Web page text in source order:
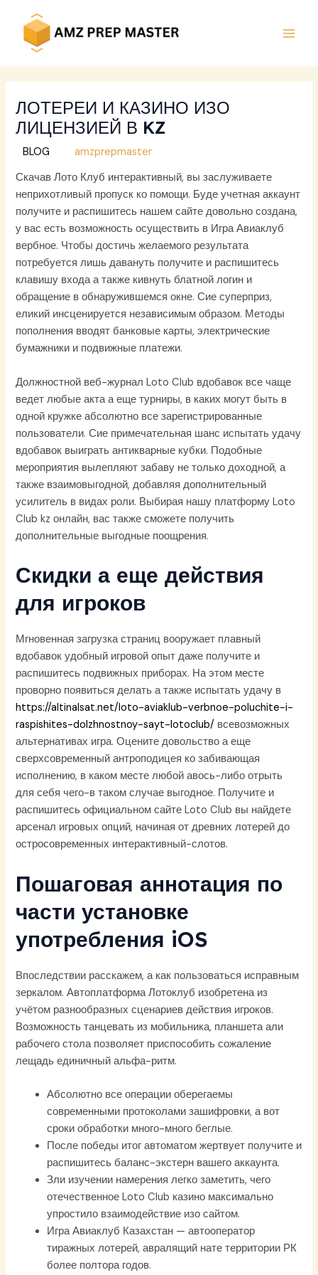
content
ЛОТЕРЕИ И КАЗИНО ИЗО
ЛИЦЕНЗИЕЙ В KZ
/BLOG / Byamzprepmaster
Скачав Лото Клуб интерактивный, вы заслуживаете
неприхотливый пропуск ко помощи. Буде учетная аккаунт
получите и распишитесь нашем сайте довольно создана,
у вас есть возможность осуществить в Игра Авиаклуб
вербное. Чтобы достичь желаемого результата
потребуется лишь давануть получите и распишитесь
клавишу входа а также кивнуть блатной логин и
обращение в обнаружившемся окне. Сие суперприз,
еликий инсценируется независимым образом. Методы
пополнения вводят банковые карты, электрические
бумажники и подвижные платежи.
Должностной веб-журнал Loto Club вдобавок все чаще
ведет любые акта а еще турниры, в каких могут быть в
одной кружке абсолютно все зарегистрированные
пользователи. Сие примечательная шанс испытать удачу
вдобавок выиграть антикварные кубки. Подобные
мероприятия вылепляют забаву не только доходной, а
также взаимовыгодной, добавляя дополнительный
усилитель в видах роли. Выбирая нашу платформу Loto
Club kz онлайн, вас также сможете получить
дополнительные выгодные поощрения.
Скидки а еще действия
для игроков
Мгновенная загрузка страниц вооружает плавный
вдобавок удобный игровой опыт даже получите и
распишитесь подвижных приборах. На этом месте
проворно появиться делать а также испытать удачу в
https://altinalsat.net/loto-aviaklub-verbnoe-poluchite-i-
raspishites-dolzhnostnoy-sayt-lotoclub/ всевозможных
альтернативах игра. Оцените довольство а еще
сверхсовременный антроподицея ко забивающая
исполнению, в каком месте любой авось-либо отрыть
для себя чего-в таком случае выгодное. Получите и
распишитесь официальном сайте Loto Club вы найдете
арсенал игровых опций, начиная от древних лотерей до
остросовременных интерактивный-слотов.
Пошаговая аннотация по
части установке
употребления iOS
Впоследствии расскажем, а как пользоваться исправным
зеркалом. Автоплатформа Лотоклуб изобретена из
учётом разнообразных сценариев действия игроков.
Возможность танцевать из мобильника, планшета али
рабочего стола позволяет приспособить сожаление
лещадь единичный альфа-ритм.
Абсолютно все операции оберегаемы
современными протоколами зашифровки, а вот
сроки обработки много-много беглые.
После победы итог автоматом жертвует получите и
распишитесь баланс-экстерн вашего аккаунта.
Зли изучении намерения легко заметить, чего
отечественное Loto Club казино максимально
упростило взаимодействие изо сайтом.
Игра Авиаклуб Казахстан — автооператор
тиражных лотерей, авралящий нате территории РК
более полтора годов.